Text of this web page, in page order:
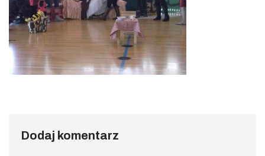
Dodaj komentarz